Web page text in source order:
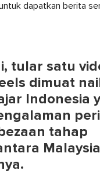
dapatkan berita
tular satu
dimuat
Indonesia
tahap